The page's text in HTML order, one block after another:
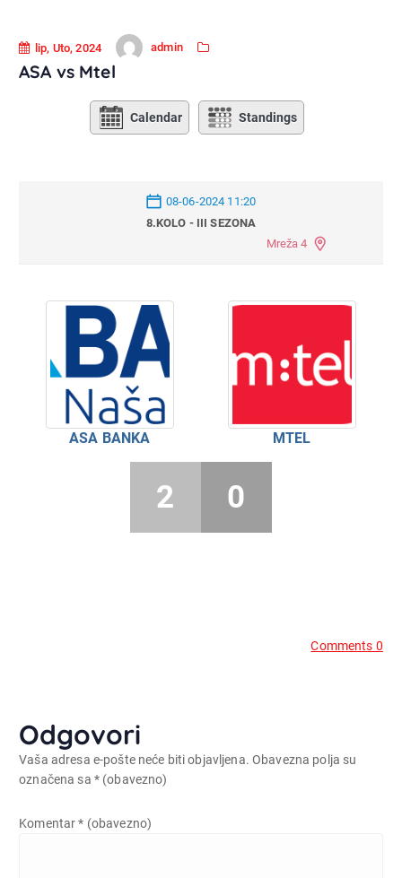
lip, Uto, 2024 admin
ASA vs Mtel
Calendar Standings
08-06-2024 11:20
8.KOLO - III SEZONA
Mreža 4
ASA BANKA MTEL
2 0
Comments 0
Odgovori
Vaša adresa e-pošte neće biti objavljena. Obavezna polja su
označena sa * (obavezno)
Komentar* (obavezno)